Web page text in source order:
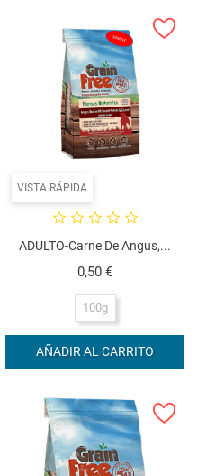
VISTA RÁPIDA
ADULTO-Carne De Angus,...
0,50 €Precio
100g
AÑADIR AL CARRITO